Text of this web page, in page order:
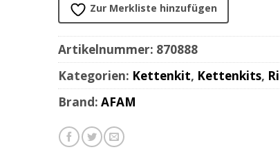
Zur Merkliste hinzufügen
Artikelnummer: 870888
Kategorien: Kettenkit, Kettenkits,
Brand: AFAM